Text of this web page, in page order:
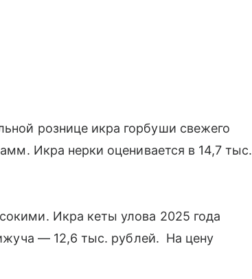
рознице икра горбуши свежего
Икра нерки оценивается в 14,7 тыс.
Икра кеты улова 2025 года
— 12,6 тыс. рублей. На цену